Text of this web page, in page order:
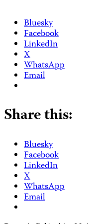
Bluesky
Facebook
LinkedIn
X
WhatsApp
Email
Share this:
Bluesky
Facebook
LinkedIn
X
WhatsApp
Email